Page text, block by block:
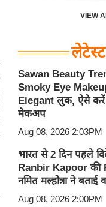
VIEW
Sawan Beauty
Smoky Eye
Elegant लुक, ऐसे करें
मेकअप
Aug 08, 2026 2:03PM
भारत से 2 दिन पहले
Ranbir Kapoor की
नमित मल्होत्रा ने बताई
Aug 08, 2026 2:00PM